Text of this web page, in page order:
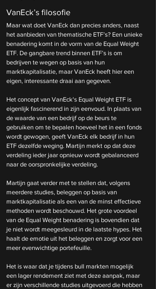
VanEck’s filosofie
Maar wat doet VanEck dan precies anders, naast
het aanbieden van thematische ETF’s? Een unieke
benadering komt in de vorm van de Equal Weight
ETF. De gangbare trend binnen ETF’s is om
bedrijven te wegen op basis van hun
marktkapitalisatie, maar VanEck heeft hier een
eigen, interessante draai aan gegeven.
Het concept van VanEck's Equal Weight ETF is
eigenlijk fascinerend in zijn eenvoud. In plaats van
de waarde van een bedrijf op de beurs te
gebruiken om te bepalen hoeveel het in een fonds
wordt gewogen, geeft VanEck elk bedrijf in hun
ETF dezelfde weging. Martijn merkt op dat deze
verdeling ieder jaar opnieuw wordt gebalanceerd
naar de oorspronkelijke verdeling.
Martijn gaat verder met te stellen dat, volgens
meerdere studies, beleggen op basis van
marktkapitalisatie als een van de minst effectieve
methoden wordt beschouwd. Het grote voordeel
van de Equal Weight benadering is bovendien dat
je niet wordt meegesleurd in de laatste hypes. Het
haalt de emotie uit het beleggen en zorgt voor een
meer evenwichtige portefeuille.
Het is waar dat je tijdens bull markten mogelijk
een lager rendement ziet met deze aanpak, maar
er zijn verschillende studies uitgevoerd die hebben